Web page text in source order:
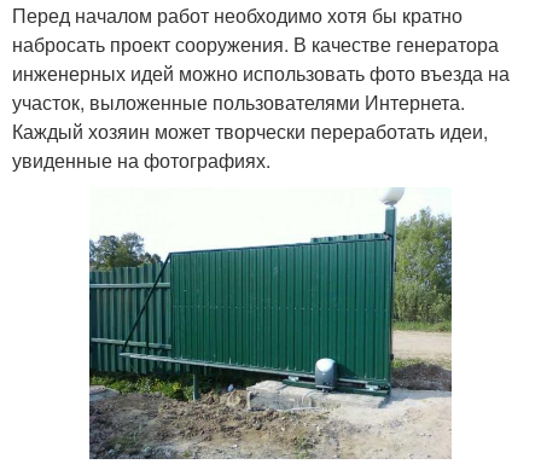
Перед началом работ необходимо хотя бы кратно
набросать проект сооружения. В качестве генератора
инженерных идей можно использовать фото въезда на
участок, выложенные пользователями Интернета.
Каждый хозяин может творчески переработать идеи,
увиденные на фотографиях.